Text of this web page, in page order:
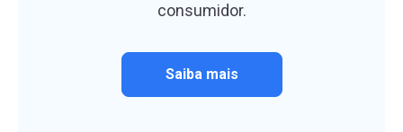
consumidor.
Saiba mais